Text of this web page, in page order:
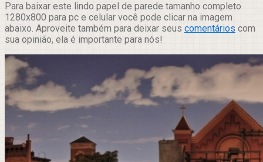
Para baixar este lindo papel de parede tamanho completo
1280x800 para pc e celular você pode clicar na imagem
abaixo. Aproveite também para deixar seus comentários com
sua opinião, ela é importante para nós!